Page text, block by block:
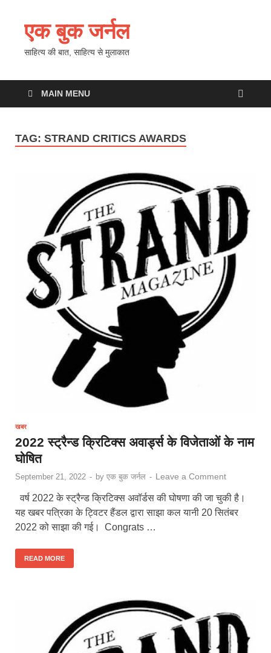
एक बुक जर्नल
साहित्य की बात, साहित्य से मुलाकात
MAIN MENU
TAG: STRAND CRITICS AWARDS
खबर
2022 स्ट्रैन्ड क्रिटिक्स अवार्ड्स के विजेताओं के नाम
घोषित
September 21, 2022 - by एक बुक जर्नल - Leave a Comment
वर्ष 2022 के स्ट्रैन्ड क्रिटिक्स अवॉर्डस की घोषणा की जा चुकी है।
यह खबर पत्रिका के ट्विटर हैंडल द्वारा साझा कल यानी 20 सितंबर
2022 को साझा की गई। Congrats …
READ MORE